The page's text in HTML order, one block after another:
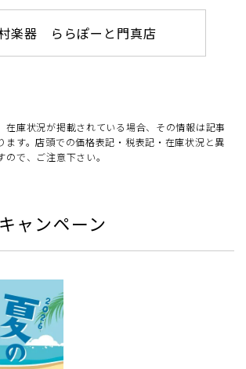
楽器 ららぽーと門真店
庫状況が掲載されている場合、その情報は記事
ます。店頭での価格表記・税表記・在庫状況と異
で、ご注意下さい。
ャンペーン